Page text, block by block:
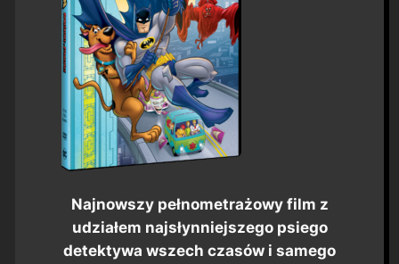
Najnowszy pełnometrażowy film z
udziałem najsłynniejszego psiego
detektywa wszech czasów i samego